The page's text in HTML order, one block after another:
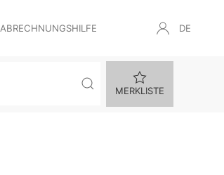
ABRECHNUNGSHILFE DE
MERKLISTE